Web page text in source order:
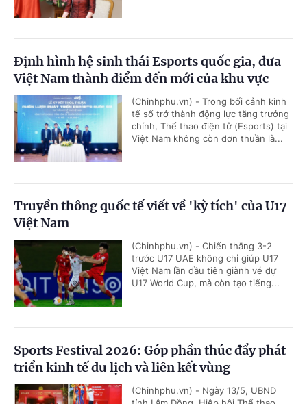
Định hình hệ sinh thái Esports quốc gia, đưa
Việt Nam thành điểm đến mới của khu vực
(Chinhphu.vn) - Trong bối cảnh kinh
tế số trở thành động lực tăng trưởng
chính, Thể thao điện tử (Esports) tại
Việt Nam không còn đơn thuần là...
Truyền thông quốc tế viết về 'kỳ tích' của U17
Việt Nam
(Chinhphu.vn) - Chiến thắng 3-2
trước U17 UAE không chỉ giúp U17
Việt Nam lần đầu tiên giành vé dự
U17 World Cup, mà còn tạo tiếng...
Sports Festival 2026: Góp phần thúc đẩy phát
triển kinh tế du lịch và liên kết vùng
(Chinhphu.vn) - Ngày 13/5, UBND